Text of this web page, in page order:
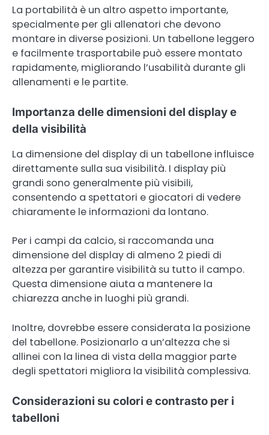
La portabilità è un altro aspetto importante,
specialmente per gli allenatori che devono
montare in diverse posizioni. Un tabellone leggero
e facilmente trasportabile può essere montato
rapidamente, migliorando l’usabilità durante gli
allenamenti e le partite.
Importanza delle dimensioni del display e
della visibilità
La dimensione del display di un tabellone influisce
direttamente sulla sua visibilità. I display più
grandi sono generalmente più visibili,
consentendo a spettatori e giocatori di vedere
chiaramente le informazioni da lontano.
Per i campi da calcio, si raccomanda una
dimensione del display di almeno 2 piedi di
altezza per garantire visibilità su tutto il campo.
Questa dimensione aiuta a mantenere la
chiarezza anche in luoghi più grandi.
Inoltre, dovrebbe essere considerata la posizione
del tabellone. Posizionarlo a un’altezza che si
allinei con la linea di vista della maggior parte
degli spettatori migliora la visibilità complessiva.
Considerazioni su colori e contrasto per i
tabelloni